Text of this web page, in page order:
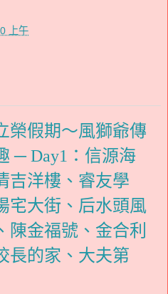
上午
榮假期～風獅爺傳
─ Day1：信源海
吉洋樓、睿友學
宅大街、后水頭風
陳金福號、金合利
長的家、大夫第